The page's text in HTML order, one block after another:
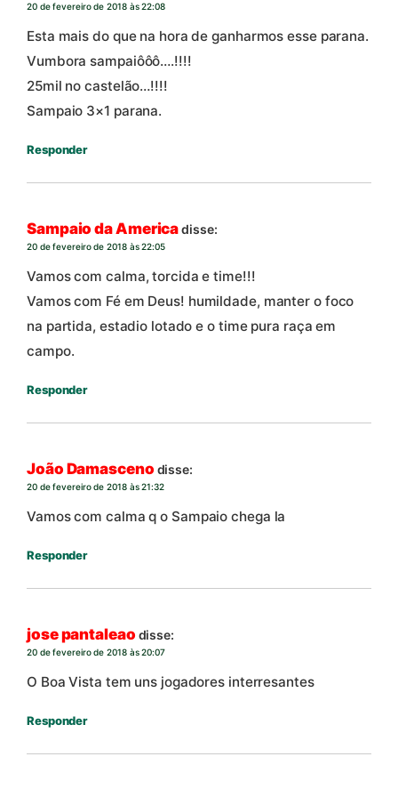
20 de fevereiro de 2018 às 22:08
Esta mais do que na hora de ganharmos esse parana.
Vumbora sampaiôôô….!!!!
25mil no castelão…!!!!
Sampaio 3×1 parana.
Responder
Sampaio da Americadisse:
20 de fevereiro de 2018 às 22:05
Vamos com calma, torcida e time!!!
Vamos com Fé em Deus! humildade, manter o foco
na partida, estadio lotado e o time pura raça em
campo.
Responder
João Damasceno disse:
20 de fevereiro de 2018 às 21:32
Vamos com calma q o Sampaio chega la
Responder
jose pantaleao disse:
20 de fevereiro de 2018 às 20:07
O Boa Vista tem uns jogadores interresantes
Responder